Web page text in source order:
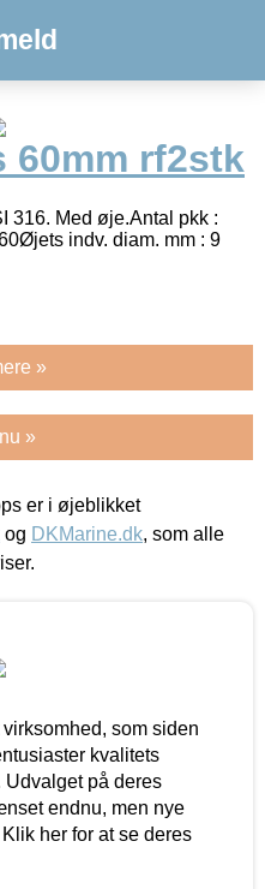
60mm rf2stk
316. Med øje.Antal pkk :
indv. diam. mm : 9
»
»
er i øjeblikket
og DKMarine.dk, som alle
som siden
kvalitets
Udvalget på deres
endnu, men nye
her for at se deres